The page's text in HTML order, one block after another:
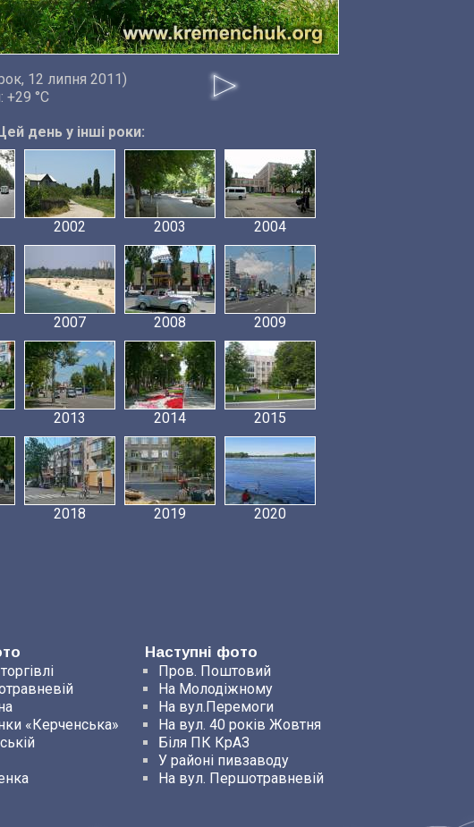
12 липня 2011)
+29 °C
день у інші роки:
2002 2003 2004
2007 2008 2009
2013 2014 2015
2018 2019 2020
Наступні фото
«Керченська»
Пров. Поштовий
На Молодіжному
На вул.Перемоги
На вул. 40 років Жовтня
Біля ПК КрАЗ
У районі пивзаводу
На вул. Першотравневій